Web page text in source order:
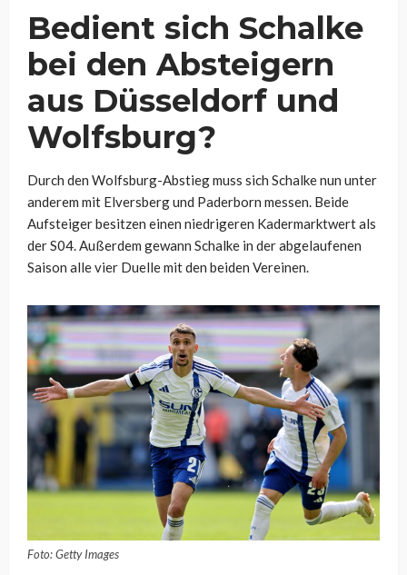
Bedient sich Schalke
bei den Absteigern
aus Düsseldorf und
Wolfsburg?
Durch den Wolfsburg-Abstieg muss sich Schalke nun unter
anderem mit Elversberg und Paderborn messen. Beide
Aufsteiger besitzen einen niedrigeren Kadermarktwert als
der S04. Außerdem gewann Schalke in der abgelaufenen
Saison alle vier Duelle mit den beiden Vereinen.
Foto: Getty Images